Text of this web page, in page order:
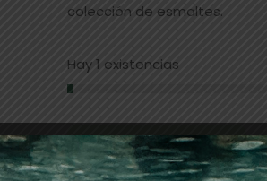
colección de esmaltes.
Hay 1 existencias
AÑADIR AL CARRITO